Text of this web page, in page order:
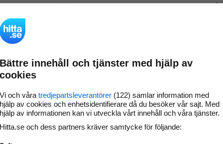
som69 568företag - ta kontroll över din företagssida på
hitta.se och syns bättre mot kunder i ditt närområde. Helt
kostnadsfritt.
Uppdatera din
företagsinformation
Svara på och hantera dina
Gå vidare
Bättre innehåll och tjänster med hjälp av
cookies
Vi och våra tredjepartsleverantörer (122) samlar information med
hjälp av cookies och enhetsidentifierare då du besöker vår sajt. Med
hjälp av informationen kan vi utveckla vårt innehåll och våra tjänster.
Hitta.se och dess partners kräver samtycke för följande: